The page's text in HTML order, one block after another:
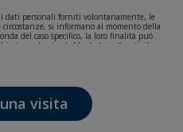
i dati personali forniti volontariamente, le
si informano al momento della
del caso specifico, la loro finalità può
reclami o dubbi da lei sollevati, il
integrale e commerciale dei
confidenziali e saranno
rispetto di tutti i requisiti del
Dati (GDPR) del 27 aprile 2016. I dati
tempo necessario allo scopo per il quale
visita